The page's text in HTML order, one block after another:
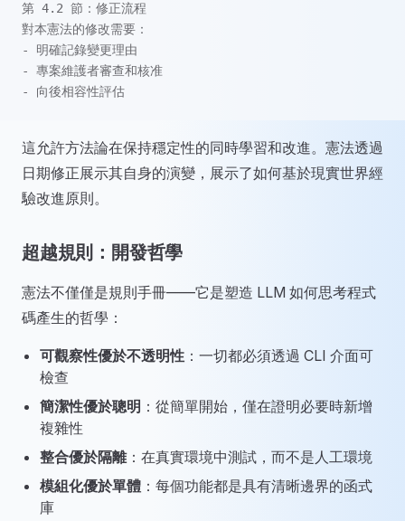
第 4.2 節：修正流程
對本憲法的修改需要：
- 明確記錄變更理由
- 專案維護者審查和核准
- 向後相容性評估
這允許方法論在保持穩定性的同時學習和改進。憲法透過
日期修正展示其自身的演變，展示了如何基於現實世界經
驗改進原則。
超越規則：開發哲學
憲法不僅僅是規則手冊——它是塑造 LLM 如何思考程式
碼產生的哲學：
可觀察性優於不透明性 ：一切都必須透過 CLI 介面可
檢查
簡潔性優於聰明 ：從簡單開始，僅在證明必要時新增
複雜性
整合優於隔離：在真實環境中測試，而不是人工環境
模組化優於單體 ：每個功能都是具有清晰邊界的函式
庫